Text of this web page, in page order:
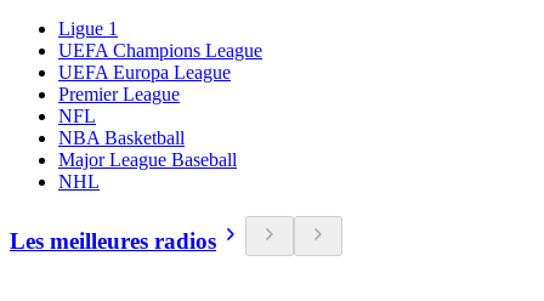
Ligue 1
UEFA Champions League
UEFA Europa League
Premier League
NFL
NBA Basketball
Major League Baseball
NHL
Les meilleures radios